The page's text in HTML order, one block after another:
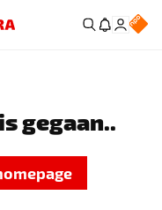
gegaan..